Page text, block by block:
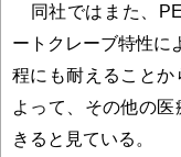
同社ではまた、
ートクレーブ特性に
程にも耐えること
よって、その他の
きると見ている。